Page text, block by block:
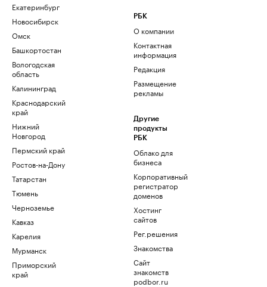
Екатеринбург
Новосибирск
Омск
Башкортостан
Вологодская
область
Калининград
Краснодарский
край
Нижний
Новгород
Пермский край
Ростов-на-Дону
Татарстан
Тюмень
Черноземье
Кавказ
Карелия
Мурманск
Приморский
край
РБК
О компании
Контактная
информация
Редакция
Размещение
рекламы
Другие
продукты
РБК
Облако для
бизнеса
Корпоративный
регистратор
доменов
Хостинг
сайтов
Рег.решения
Знакомства
Сайт
знакомств
podbor.ru